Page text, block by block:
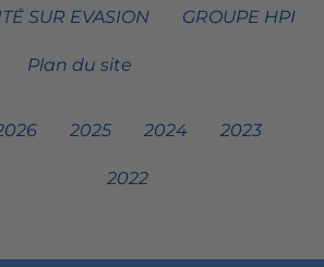
SUR EVASION GROUPE HPI
Plan du site
2025 2024 2023
2022